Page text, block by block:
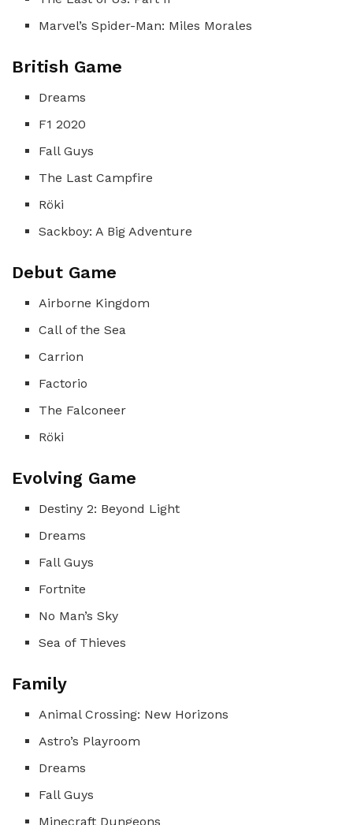
Marvel’s Spider-Man: Miles Morales
British Game
Dreams
F1 2020
Fall Guys
The Last Campfire
Röki
Sackboy: A Big Adventure
Debut Game
Airborne Kingdom
Call of the Sea
Carrion
Factorio
The Falconeer
Röki
Evolving Game
Destiny 2: Beyond Light
Dreams
Fall Guys
Fortnite
No Man’s Sky
Sea of Thieves
Family
Animal Crossing: New Horizons
Astro’s Playroom
Dreams
Fall Guys
Minecraft Dungeons